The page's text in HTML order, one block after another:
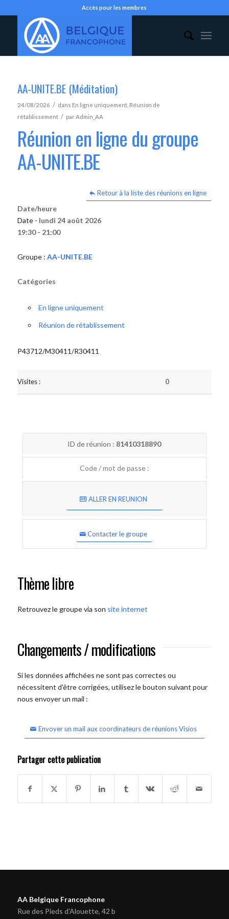
Accès pour les membres
AA-UNITE.BE (Méditation)
24/08/2026 / dans En ligne uniquement, Réunion de
rétablissement / parAdmin_AA
Réunion en ligne du groupe
AA-UNITE.BE
Retour à la liste des réunions en ligne
Date/heure
Date - lundi 24 août 2026
19:30 - 21:00
Groupe : AA-UNITE.BE
Catégories
En ligne uniquement
Réunion de rétablissement
P43712/M30411/R30411
Visites : 0
ID de réunion : 81410318890
Code / mot de passe :
ALLER EN REUNION
Contacter le groupe
Thème libre
Retrouvez le groupe via son site internet
Changements / modifications
Si les données affichées ne sont pas correctes ou
nécessitent d'être corrigées, utilisez le bouton suivant pour
nous envoyer un mail :
Envoyer un mail aux coordinateurs de réunions Visios
Partager cette publication
AA Belgique Francophone
Rue des Pieds d'Alouette, 42 b